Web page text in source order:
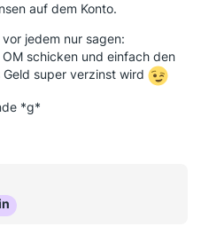
auf dem Konto.
jedem nur sagen:
schicken und einfach den
super verzinst wird
*g*